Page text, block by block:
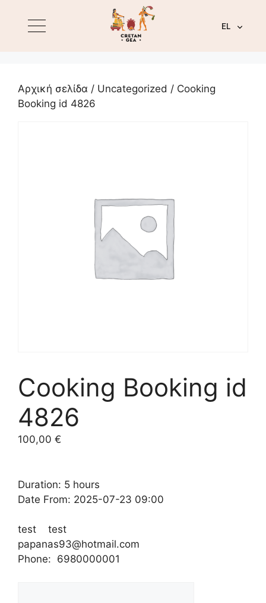
EL
Αρχική σελίδα / Uncategorized / Cooking
Booking id 4826
Cooking Booking id
4826
100,00 €
Duration: 5 hours
Date From: 2025-07-23 09:00
test test
papanas93@hotmail.com
Phone: 6980000001